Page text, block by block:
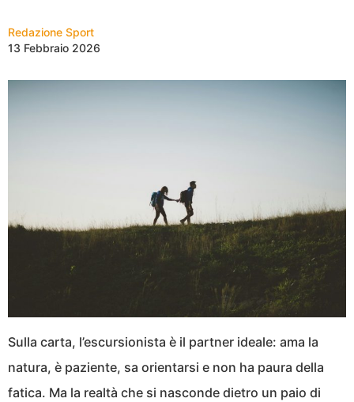
Redazione Sport
13 Febbraio 2026
Sulla carta, l’escursionista è il partner ideale: ama la
natura, è paziente, sa orientarsi e non ha paura della
fatica. Ma la realtà che si nasconde dietro un paio di